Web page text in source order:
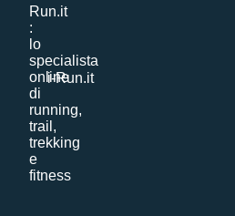
i-Run.it